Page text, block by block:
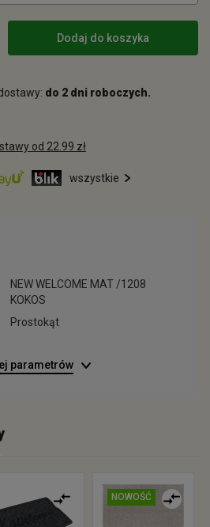
Dodaj do koszyka
do 2 dni roboczych.
od 22.99 zł
wszystkie
NEW WELCOME MAT /1208
KOKOS
Prostokąt
parametrów
NOWOŚĆ